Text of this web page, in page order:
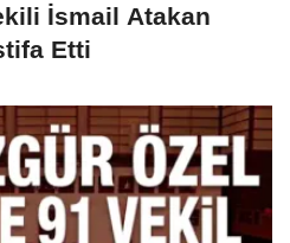
İsmail Atakan
Etti